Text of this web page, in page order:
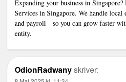
Expanding your business in
Services in Singapore. We handle local
and payroll—so you can grow faster
entity.
OdionRadwanyskriver: